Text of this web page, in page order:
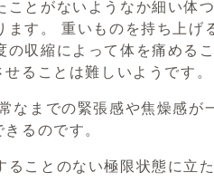
とがないようなか細い体
す。 重いものを持ち上
収縮によって体を痛める
ることは難しいようです。
なまでの緊張感や焦燥感が
るのです。
ことのない極限状態に立